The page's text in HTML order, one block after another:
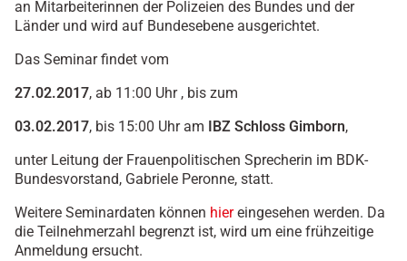
an Mitarbeiterinnen der Polizeien des Bundes und der
Länder und wird auf Bundesebene ausgerichtet.
Das Seminar findet vom
27.02.2017, ab 11:00 Uhr , bis zum
03.02.2017, bis 15:00 Uhr am IBZ Schloss Gimborn,
unter Leitung der Frauenpolitischen Sprecherin im BDK-
Bundesvorstand, Gabriele Peronne, statt.
Weitere Seminardaten können hiereingesehen werden. Da
die Teilnehmerzahl begrenzt ist, wird um eine frühzeitige
Anmeldung ersucht.